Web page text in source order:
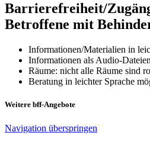
Barrierefreiheit/
Betroffene mit
Informationen/Materialien in
Informationen als Audio-
Räume: nicht alle Räume sind
Beratung in leichter Sprache
Weitere bff-Angebote
Navigation überspringen